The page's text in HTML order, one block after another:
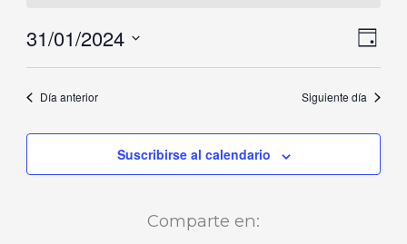
enero,
2024
de
vistas
de
Día
31/01/2024
Selecciona
la Día anterior Siguiente día
Suscribirse al calendario
Comparte en: